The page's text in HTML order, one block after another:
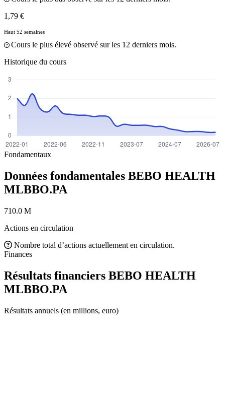
1,79 €
Haut 52 semaines
Cours le plus élevé observé sur les 12 derniers mois.
Historique du cours
Fondamentaux
Données fondamentales BEBO HEALTH
MLBBO.PA
710.0 M
Actions en circulation
Nombre total d’actions actuellement en circulation.
Finances
Résultats financiers BEBO HEALTH
MLBBO.PA
Résultats annuels (en millions, euro)